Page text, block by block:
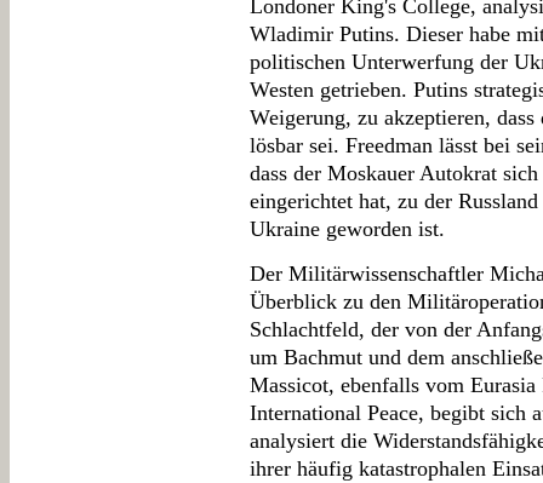
Londoner King's College,
Wladimir Putins. Dieser habe
politischen Unterwerfung der
Westen getrieben. Putins
Weigerung, zu akzeptieren,
lösbar sei. Freedman lässt bei
dass der Moskauer Autokrat
eingerichtet hat, zu der
Ukraine geworden ist.
Der Militärwissenschaftler
Überblick zu den
Schlachtfeld, der von der
um Bachmut und dem
Massicot, ebenfalls vom
International Peace, begibt sich
analysiert die
ihrer häufig katastrophalen